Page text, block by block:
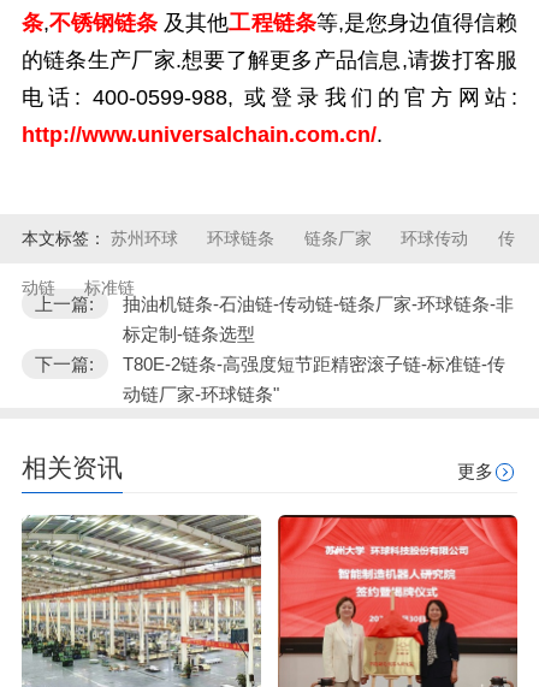
条,不锈钢链条 及其他工程链条等,是您身边值得信赖
的链条生产厂家.想要了解更多产品信息,请拨打客服
电话: 400-0599-988, 或登录我们的官方网站:
http://www.universalchain.com.cn/.
本文标签： 苏州环球 环球链条 链条厂家 环球传动 传
动链 标准链
上一篇:
抽油机链条-石油链-传动链-链条厂家-环球链条-非
标定制-链条选型
下一篇:
T80E-2链条-高强度短节距精密滚子链-标准链-传
动链厂家-环球链条"
相关资讯 更多